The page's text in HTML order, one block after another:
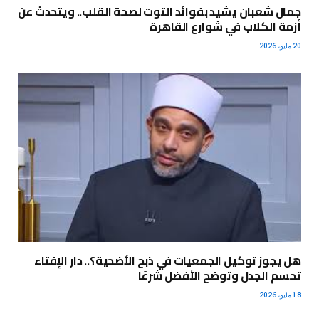
جمال شعبان يشيد بفوائد التوت لصحة القلب.. ويتحدث عن
أزمة الكلاب في شوارع القاهرة
20 مايو، 2026
هل يجوز توكيل الجمعيات في ذبح الأضحية؟.. دار الإفتاء
تحسم الجدل وتوضح الأفضل شرعًا
18 مايو، 2026